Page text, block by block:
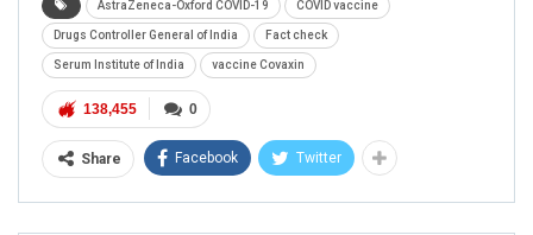
AstraZeneca-Oxford COVID-19 COVID vaccine
Drugs Controller General of India Fact check
Serum Institute of India vaccine Covaxin
0
138,455
Share Facebook Twitter